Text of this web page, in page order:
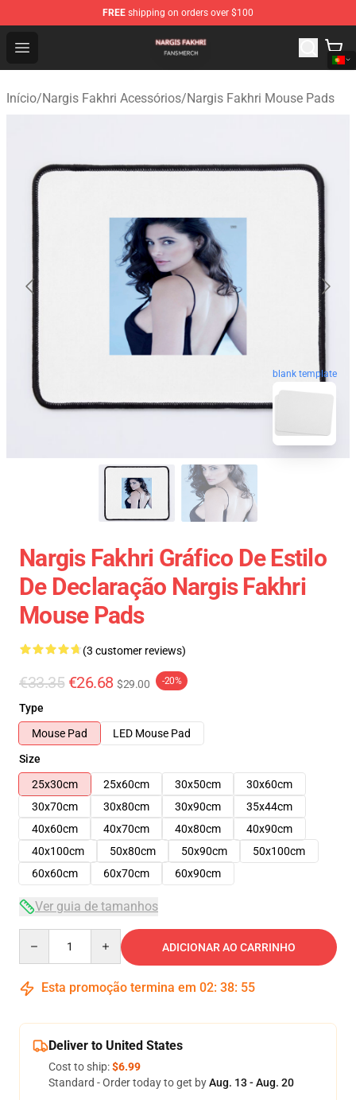
FREE shipping on orders over $100
Open menu
Nargis Fakhri Shop - Official Nargis Fakhri Merchandise
Início/Nargis Fakhri Acessórios/Nargis Fakhri Mouse Pads
blank template
Nargis Fakhri Gráfico De Estilo
De Declaração Nargis Fakhri
Mouse Pads
(3 customer reviews)
€33.35 €26.68 $29.00 -20%
Type
Mouse Pad
LED Mouse Pad
Size
25x30cm
25x60cm 30x50cm
30x60cm
30x70cm
30x80cm 30x90cm
35x44cm
40x60cm
40x70cm 40x80cm
40x90cm
40x100cm
50x80cm 50x90cm
50x100cm
60x60cm
60x70cm 60x90cm
Ver guia de tamanhos
ADICIONAR AO CARRINHO
Esta promoção termina em 02: 38: 54
Deliver to United States
Cost to ship:$6.99
Standard - Order today to get byAug. 13 - Aug. 20